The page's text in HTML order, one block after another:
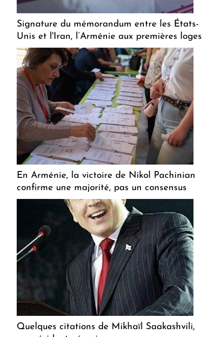
Signature du mémorandum entre les États-
Unis et l'Iran, l’Arménie aux premières loges
En Arménie, la victoire de Nikol Pachinian
confirme une majorité, pas un consensus
Quelques citations de Mikhaïl Saakashvili,